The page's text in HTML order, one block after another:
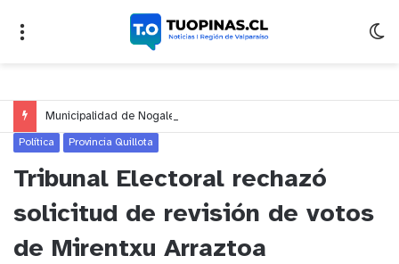
Política Provincia Quillota
Tribunal Electoral rechazó
solicitud de revisión de votos
de Mirentxu Arraztoa